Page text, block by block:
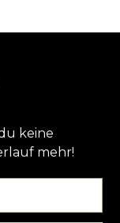
keine
mehr!